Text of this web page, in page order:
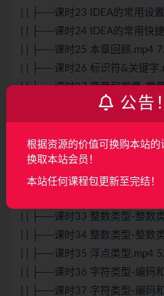
| | ├──课时23 IDEA的常用设
| | ├──课时24 IDEA的常用快
| | ├──课时25 本章回顾.mp4
| | ├──课时26 标识符&关键字
| | ├──课时27 变量和常量-常
| | ├──课时28 变量和常量-变
| | ├──课时29 变量和常量-变
| | ├──课时3 Java能做什么
| | ├──课时30 变量和常量-变
| | ├──课时31 本章回顾.mp4
| | ├──课时33 整数类型-整数
| | ├──课时34 整数类型-整数
| | ├──课时35 浮点类型.mp4
| | ├──课时36 字符类型-编码
| | ├──课时37 字符类型-编码
公告
根据资源的价值可换购本站的
换取本站会员！
本站任何课程包更新至完结！